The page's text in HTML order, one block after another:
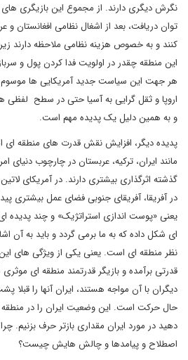
نگرش دیگری دارند. از مجموع این بازیگری
توان دریافت، بعد از اشغال نظامی افغانستان و
کنند و به خصوص هزینه نظامی ملاحظه دارند
این منطقه چقدر در اولویت فدا کردن پول و
هر جهت این سیاست جدید آمریکایی ها موسوم
اروپا و ثقل گرایی به آسیا حتی در سطح لفظی
و به همین دلیل یک پدیده مهم است.
پدیده دیگر، افزایش نقش قدرت های منطقه
مانند ایران، ترکیه، عربستان در چارچوب دنیای
گذشته اثرگذاری بیشتری دارند. در آمریکای
در آفریقا، آفریقای جنوبی فضای عمل بیشتری
یعنی «پوست اندازی استراتژیک» و چند پدیده
ای شکل داده که به ما برمی گردد و باید به آن
نظر منطقه ای است. یعنی یکی از ویژگی های
قدرتی برآمده و بازیگر قدرتمند منطقه ای
دیگران با آن مواجه هستند، ایران آنها را
حال حرکت است. این وضعیت ایران را در منطقه
دهید در مورد ایران مقداری بازتر حرف بزنیم.
اصطلاح و پیامدها و چالش هایش چیست؟